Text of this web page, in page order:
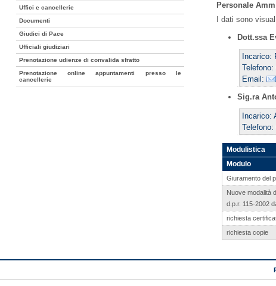
Personale
I dati sono
Dott.ssa
Incarico:
Telefono:
Email:
Sig.ra
Incarico:
Telefono:
Modulistica
Modulo
Giuramento del
Nuove modalità
d.p.r. 115-2002
richiesta
richiesta copie
Uffici e cancellerie
Documenti
Giudici di Pace
Ufficiali giudiziari
Prenotazione udienze di convalida sfratto
Prenotazione online appuntamenti presso le
cancellerie